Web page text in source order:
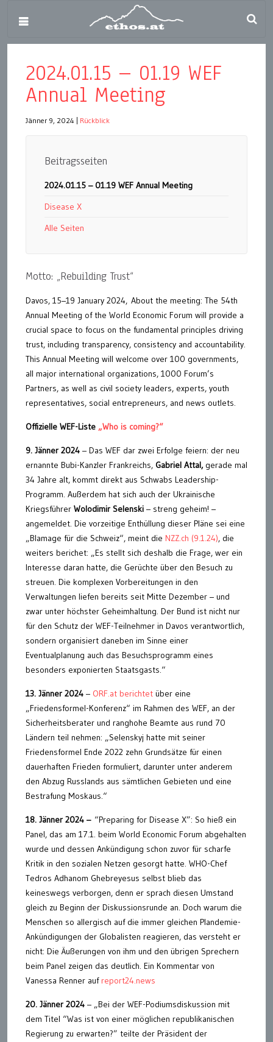
2024.01.15 – 01.19 WEF
Annual Meeting
Jänner 9, 2024 Rückblick
Beitragsseiten
2024.01.15 – 01.19 WEF Annual Meeting
Disease X
Alle Seiten
Motto: „Rebuilding Trust“
Davos, 15–19 January 2024, About the meeting: The 54th
Annual Meeting of the World Economic Forum will provide a
crucial space to focus on the fundamental principles driving
trust, including transparency, consistency and accountability.
This Annual Meeting will welcome over 100 governments,
all major international organizations, 1000 Forum’s
Partners, as well as civil society leaders, experts, youth
representatives, social entrepreneurs, and news outlets.
Offizielle WEF-Liste „Who is coming?“
9. Jänner 2024 – Das WEF dar zwei Erfolge feiern: der neu
ernannte Bubi-Kanzler Frankreichs, Gabriel Attal,gerade mal
34 Jahre alt, kommt direkt aus Schwabs Leadership-
Programm. Außerdem hat sich auch der Ukrainische
Kriegsführer Wolodimir Selenski – streng geheim! –
angemeldet. Die vorzeitige Enthüllung dieser Pläne sei eine
„Blamage für die Schweiz“, meint die NZZ.ch (9.1.24), die
weiters berichet: „Es stellt sich deshalb die Frage, wer ein
Interesse daran hatte, die Gerüchte über den Besuch zu
streuen. Die komplexen Vorbereitungen in den
Verwaltungen liefen bereits seit Mitte Dezember – und
zwar unter höchster Geheimhaltung. Der Bund ist nicht nur
für den Schutz der WEF-Teilnehmer in Davos verantwortlich,
sondern organisiert daneben im Sinne einer
Eventualplanung auch das Besuchsprogramm eines
besonders exponierten Staatsgasts.“
13. Jänner 2024 – ORF.at berichtet über eine
„Friedensformel-Konferenz“ im Rahmen des WEF, an der
Sicherheitsberater und ranghohe Beamte aus rund 70
Ländern teil nehmen: „Selenskyj hatte mit seiner
Friedensformel Ende 2022 zehn Grundsätze für einen
dauerhaften Frieden formuliert, darunter unter anderem
den Abzug Russlands aus sämtlichen Gebieten und eine
Bestrafung Moskaus.“
18. Jänner 2024 –“Preparing for Disease X”: So hieß ein
Panel, das am 17.1. beim World Economic Forum abgehalten
wurde und dessen Ankündigung schon zuvor für scharfe
Kritik in den sozialen Netzen gesorgt hatte. WHO-Chef
Tedros Adhanom Ghebreyesus selbst blieb das
keineswegs verborgen, denn er sprach diesen Umstand
gleich zu Beginn der Diskussionsrunde an. Doch warum die
Menschen so allergisch auf die immer gleichen Plandemie-
Ankündigungen der Globalisten reagieren, das versteht er
nicht: Die Äußerungen von ihm und den übrigen Sprechern
beim Panel zeigen das deutlich. Ein Kommentar von
Vanessa Renner auf report24.news
20. Jänner 2024 – „Bei der WEF-Podiumsdiskussion mit
dem Titel “Was ist von einer möglichen republikanischen
Regierung zu erwarten?” teilte der Präsident der